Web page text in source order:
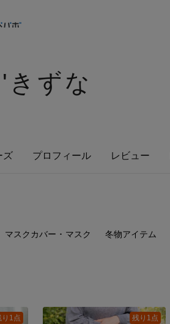
きずな
ズ プロフィール レビュー
マスクカバー ･ マスク 冬物アイテム
り1点 残り1点